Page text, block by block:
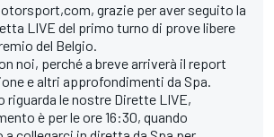
grazie per aver seguito la
LIVE del primo turno di prove libere
del Belgio.
noi, perché a breve arriverà il report
e altri approfondimenti da Spa.
riguarda le nostre Dirette LIVE,
è per le ore 16:30, quando